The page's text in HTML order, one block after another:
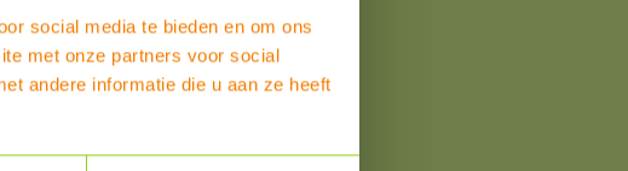
social media te bieden en om ons
met onze partners voor social
andere informatie die u aan ze heeft
myShop.com